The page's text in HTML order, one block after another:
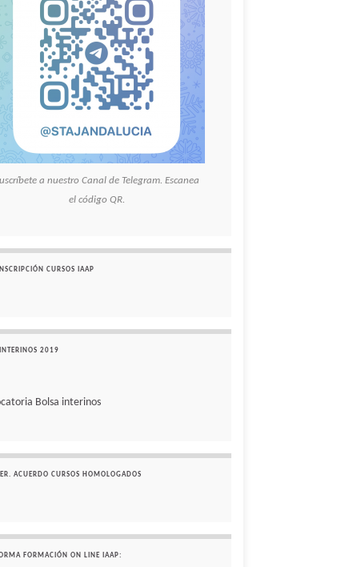
a nuestro Canal de Telegram. Escanea
el código QR.
CURSOS IAAP
2019
Bolsa interinos
ACUERDO CURSOS HOMOLOGADOS
FORMACIÓN ON LINE IAAP: